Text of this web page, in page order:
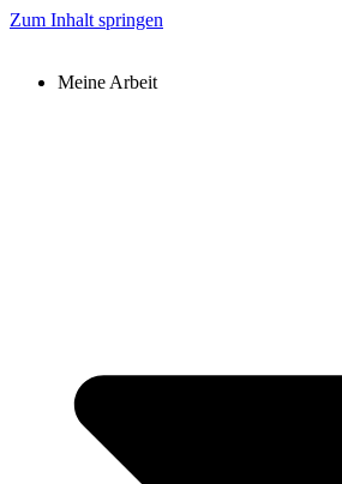
Zum Inhalt springen
Meine Arbeit